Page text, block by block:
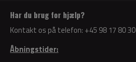
Har du brug for hjælp?
Kontakt os på telefon: +45 98 17 80 30
Åbningstider: